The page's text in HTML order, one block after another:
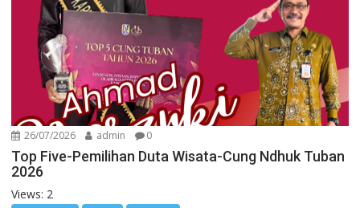
26/07/2026 admin 0
Top Five-Pemilihan Duta Wisata-Cung Ndhuk Tuban
2026
Views: 2